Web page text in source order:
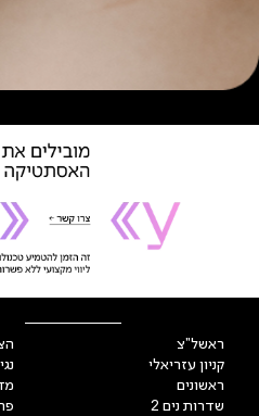
ראשל"צ
קניון עזריאלי
ראשונים
שדרות נים 2